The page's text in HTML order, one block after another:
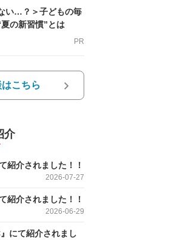
い…？＞子どもの毎
の新習慣”とは
PR
こちら
介
紹介されました！！
2026-07-27
紹介されました！！
2026-06-29
にて紹介されまし